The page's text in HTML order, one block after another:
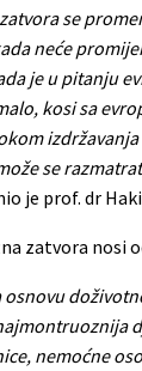
se
neće
je u pitanju
kosi sa
se
je prof. dr
zatvora nosi
osnovu
nemoćne